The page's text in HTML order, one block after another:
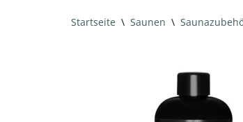
Startseite \ Saunen \